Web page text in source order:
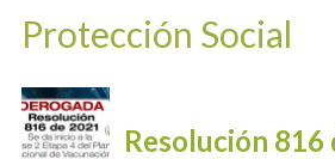
Protección Social
Resolución 816